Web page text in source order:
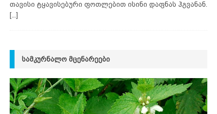
თავისი ტყავისებური ფოთლებით ისინი დაფნას ჰგვანან.
[...]
ᲡᲐᲛᲙᲣᲠᲜᲐᲚᲝ ᲛᲪᲔᲜᲐᲠᲔᲔᲑᲘ